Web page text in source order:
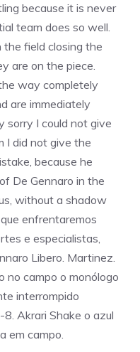
because it is never
team does so well.
field closing the
are on the piece.
way completely
are immediately
sorry I could not give
I did not give the
because he
De Gennaro in the
without a shadow
enfrentaremos
e especialistas,
Libero. Martinez.
no campo o monólogo
interrompido
Akrari Shake o azul
em campo.